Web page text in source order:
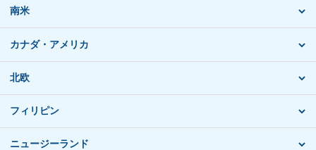
南米
カナダ・アメリカ
北欧
フィリピン
ニュージーランド